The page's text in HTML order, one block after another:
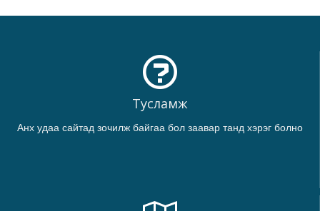
Тусламж
Анх удаа сайтад зочилж байгаа бол заавар танд хэрэг болно